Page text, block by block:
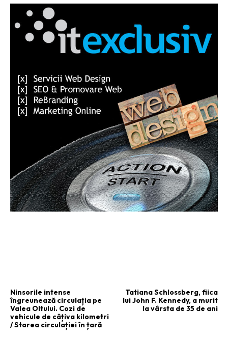
Ninsorile intense
îngreunează circulația pe
Valea Oltului. Cozi de
vehicule de câțiva kilometri
/ Starea circulației în țară
Tatiana Schlossberg, fiica
lui John F. Kennedy, a murit
la vârsta de 35 de ani